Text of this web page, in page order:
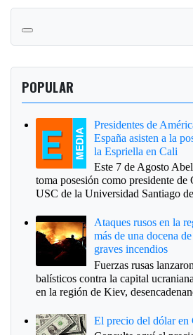
POPULAR
Presidentes de
España asisten a la
la Espriella en Cali
Este 7 de Agosto
toma posesión como presidente
USC de la Universidad Santiago
Ataques rusos en la
más de una docena
graves incendios
Fuerzas rusas
balísticos contra la capital
en la región de Kiev,
El precio del dólar